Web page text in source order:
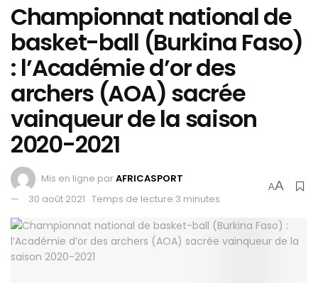
Championnat national de
basket-ball (Burkina Faso)
: l’Académie d’or des
archers (AOA) sacrée
vainqueur de la saison
2020-2021
Mis en ligne parAFRICASPORT
30 août 2021 Temps de lecture:3 minutes
AA